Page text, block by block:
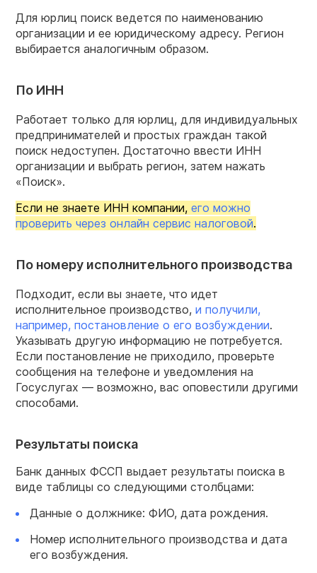
Для юрлиц поиск ведется по наименованию
организации и ее юридическому адресу. Регион
выбирается аналогичным образом.
По ИНН
Работает только для юрлиц, для индивидуальных
предпринимателей и простых граждан такой
поиск недоступен. Достаточно ввести ИНН
организации и выбрать регион, затем нажать
«Поиск».
Если не знаете ИНН компании, его можно
проверить через онлайн сервис налоговой.
По номеру исполнительного производства
Подходит, если вы знаете, что идет
исполнительное производство, и получили,
например, постановление о его возбуждении.
Указывать другую информацию не потребуется.
Если постановление не приходило, проверьте
сообщения на телефоне и уведомления на
Госуслугах — возможно, вас оповестили другими
способами.
Результаты поиска
Банк данных ФССП выдает результаты поиска в
виде таблицы со следующими столбцами:
Данные о должнике: ФИО, дата рождения.
Номер исполнительного производства и дата
его возбуждения.